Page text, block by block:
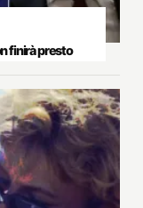
finirà presto